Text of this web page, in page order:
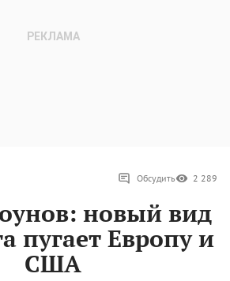
Обсудить 2 289
новый вид
пугает Европу и
США